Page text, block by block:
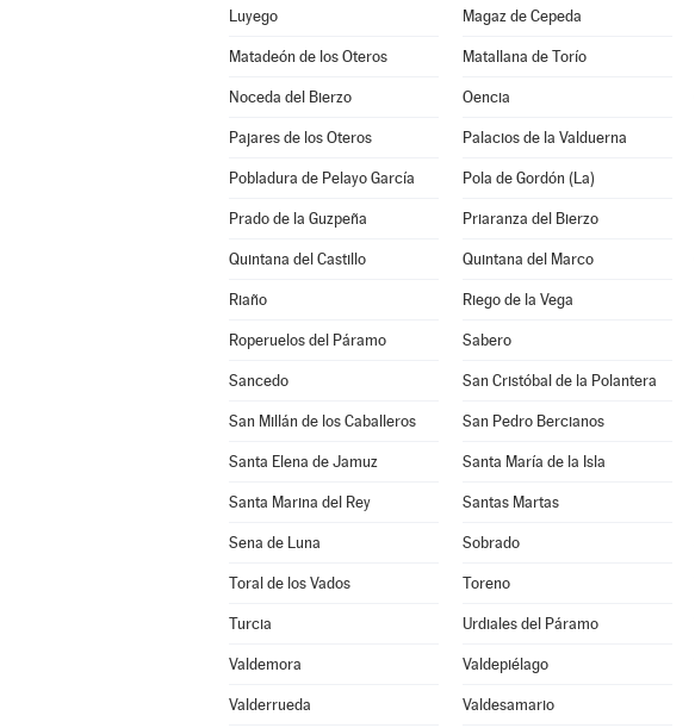
Luyego Magaz de Cepeda
Matadeón de los Oteros Matallana de Torío
Noceda del Bierzo Oencia
Pajares de los Oteros Palacios de la Valduerna
Pobladura de Pelayo García Pola de Gordón (La)
Prado de la Guzpeña Priaranza del Bierzo
Quintana del Castillo Quintana del Marco
Riaño Riego de la Vega
Roperuelos del Páramo Sabero
Sancedo San Cristóbal de la Polantera
San Millán de los Caballeros San Pedro Bercianos
Santa Elena de Jamuz Santa María de la Isla
Santa Marina del Rey Santas Martas
Sena de Luna Sobrado
Toral de los Vados Toreno
Turcia Urdiales del Páramo
Valdemora Valdepiélago
Valderrueda Valdesamario